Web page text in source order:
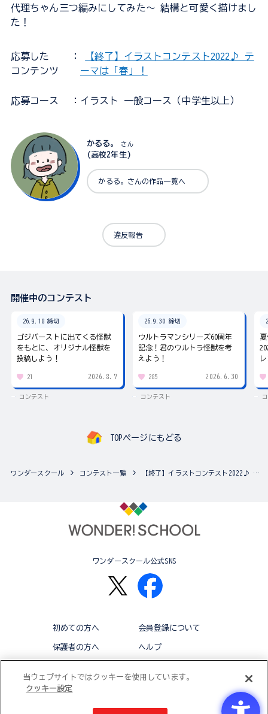
代理ちゃん三つ編みにしてみた～ 結構と可愛く描けまし
た！
応募した
コンテンツ
：
【終了】イラストコンテスト2022♪ テ
ーマは「春」！
応募コース ：イラスト 一般コース（中学生以上）
かるる。 さん
(高校2年生)
かるる。さんの作品一覧へ
違反報告
開催中のコンテスト
26.9.18 締切
ゴジバーストに出てくる怪獣
をもとに、オリジナル怪獣を
投稿しよう！
21 2026.8.7
コンテスト
26.9.30 締切
ウルトラマンシリーズ60周年
記念！君のウルトラ怪獣を考
えよう！
285 2026.6.30
コンテスト
TOPページにもどる
ワンダースクール コンテスト一覧 【終了】イラストコンテスト2022♪ テーマは「春」！
ワンダースクール公式SNS
初めての方へ 会員登録について
保護者の方へ ヘルプ
当ウェブサイトではクッキーを使用しています。
クッキー設定